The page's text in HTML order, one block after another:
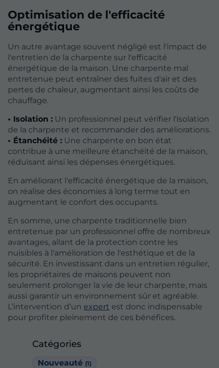
Catégories
Nouveauté (1)
Optimisation de l'efficacité
énergétique
Un autre avantage souvent négligé est l'impact de
l'entretien de la charpente sur l'efficacité
énergétique de la maison. Une charpente mal
entretenue peut entraîner des fuites d'air et des
pertes de chaleur, augmentant ainsi les coûts de
chauffage.
• Isolation : Un professionnel peut vérifier l'isolation
de la charpente et recommander des améliorations.
• Étanchéité : Une charpente en bon état
contribue à une meilleure étanchéité de la maison,
réduisant ainsi les dépenses énergétiques.
En améliorant l'efficacité énergétique de la maison,
on réalise des économies à long terme tout en
augmentant le confort des occupants.
En somme, une charpente traditionnelle bien
entretenue par un professionnel offre de nombreux
avantages, allant de la protection contre les
nuisibles à l'amélioration de l'esthétique et de la
sécurité. En investissant dans un entretien régulier,
les propriétaires de maisons peuvent non
seulement prolonger la vie de leur charpente, mais
aussi garantir un environnement sûr et agréable.
L’intervention d’un expert est donc indispensable
pour profiter pleinement de ces bénéfices.